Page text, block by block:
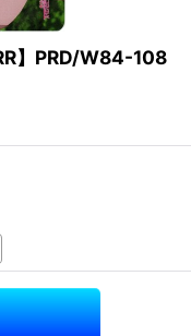
】PRD/W84-108